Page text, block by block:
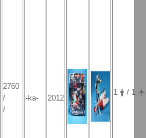
2760
/
/
-ka- 2012
1 🛉 / 1 🛧